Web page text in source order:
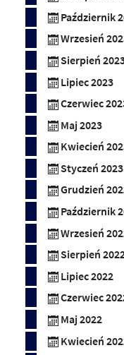
Październik
Wrzesień
Sierpień
Lipiec 2023
Czerwiec
Maj 2023
Kwiecień
Styczeń 2023
Grudzień
Październik
Wrzesień
Sierpień
Lipiec 2022
Czerwiec
Maj 2022
Kwiecień